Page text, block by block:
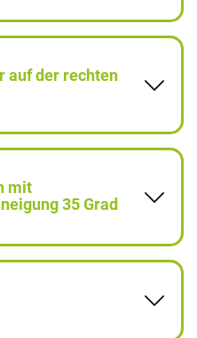
auf der rechten
mit
35 Grad